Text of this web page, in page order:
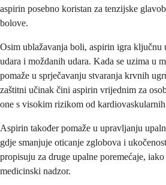
aspirin posebno koristan za tenzijske
bolove.
Osim ublažavanja boli, aspirin igra ključnu
udara i moždanih udara. Kada se uzima u
pomaže u sprječavanju stvaranja krvnih
zaštitni učinak čini aspirin vrijednim za
one s visokim rizikom od
Aspirin također pomaže u upravljanju
gdje smanjuje oticanje zglobova i
propisuju za druge upalne poremećaje,
medicinski nadzor.